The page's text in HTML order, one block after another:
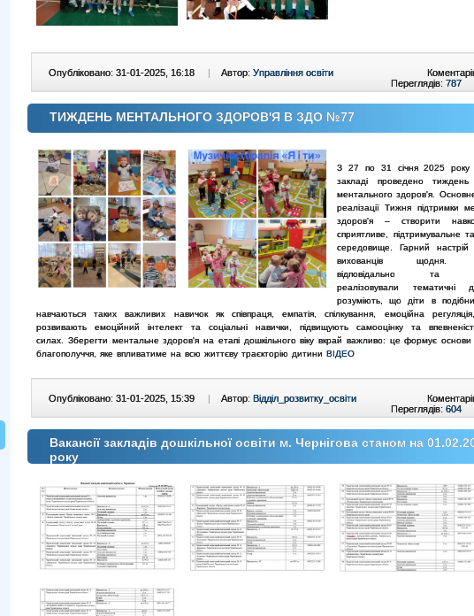
Опубліковано: 31-01-2025, 16:18 | Автор: Управління освіти
Переглядів: 787
ТИЖДЕНЬ МЕНТАЛЬНОГО ЗДОРОВ'Я В ЗДО №77
З 27 по 31 січня 2025
закладі проведено тиждень
ментального здоров'я.
реалізації Тижня підтримки
здоров'я – створити
сприятливе, підтримувальне
середовище. Гарний
вихованців щодня.
відповідально та
реалізовували тематичні
розуміють, що діти в
навчаються таких важливих навичок як співпраця, емпатія, спілкування, емоційна регуляція,
розвивають емоційний інтелект та соціальні навички, підвищують самооцінку та
силах. Зберегти ментальне здоров'я на етапі дошкільного віку вкрай важливо: це формує основи
благополуччя, яке впливатиме на всю життєву траєкторію дитини ВІДЕО
Опубліковано: 31-01-2025, 15:39 | Автор: Відділ_розвитку_освіти
Переглядів: 604
Вакансії закладів дошкільної освіти м. Чернігова станом на
року